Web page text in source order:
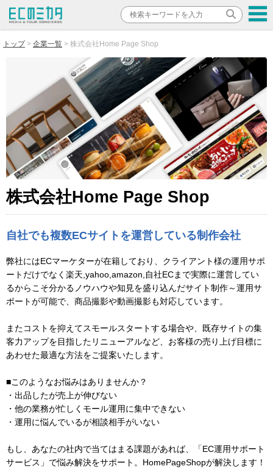
トップ 企業一覧 株式会社Home Page Shop
株式会社Home Page Shop
自社でも複数ECサイトを運営している制作会社
弊社にはECマーケターが在籍しており、クライアント様の運用サポ
ートだけでなく楽天,yahoo,amazon,自社ECまで実際に運営してい
るからこそ分かるノウハウや知見を盛り込んだサイト制作～運用サ
ポートが可能で、商品撮影や動画撮影も対応しています。
またコストを抑えてスモールスタートする場合や、既存サイトの集
客⼒アップを⽬指したリニューアルなど、お客様の売り上げ⽬標に
あわせた最適な⽅法をご提案いたします。
■このようなお悩みはありませんか？
・出品したが売上が伸びない
・他の業務が忙しくモール運用に集中できない
・運用に悩んでいるが相談相手がいない
もし、あなたの社内で当てはまる課題があれば、「EC運用サポート
サービス」で悩み解決をサポート。HomePageShopが解決します！